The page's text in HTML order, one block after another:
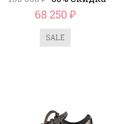
68 250 ₽
SALE